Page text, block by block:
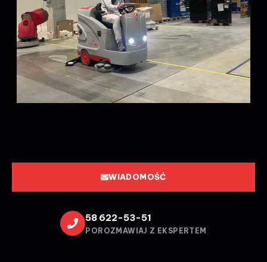
WIADOMOŚĆ
58 622-53-51
POROZMAWIAJ Z EKSPERTEM